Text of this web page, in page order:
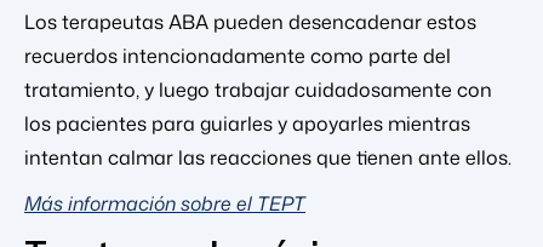
Los terapeutas ABA pueden desencadenar estos
recuerdos intencionadamente como parte del
tratamiento, y luego trabajar cuidadosamente con
los pacientes para guiarles y apoyarles mientras
intentan calmar las reacciones que tienen ante ellos.
Más información sobre el TEPT